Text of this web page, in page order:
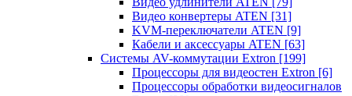
Видео конвертеры ATEN [31]
KVM-переключатели ATEN [9]
Кабели и аксессуары ATEN [63]
Системы AV-коммутации Extron [199]
Процессоры для видеостен Extron [6]
Процессоры обработки видеосигналов